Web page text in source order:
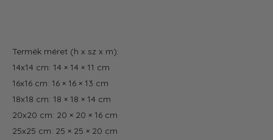
Termék méret (h x sz x m):
14x14 cm: 14 × 14 × 11 cm
16x16 cm: 16 × 16 × 13 cm
18x18 cm: 18 × 18 × 14 cm
20x20 cm: 20 × 20 × 16 cm
25x25 cm: 25 × 25 × 20 cm